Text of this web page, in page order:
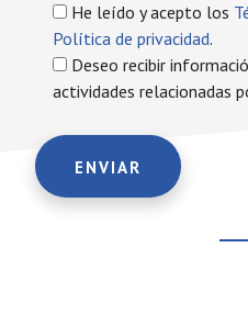
He leído y acepto los
Política de privacidad.
Deseo recibir
actividades relacionadas